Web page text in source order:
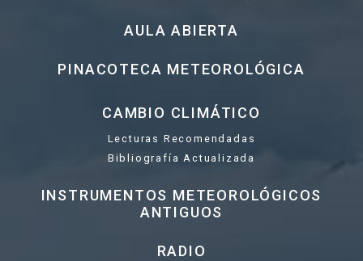
AULA ABIERTA
PINACOTECA METEOROLÓGICA
CAMBIO CLIMÁTICO
Lecturas Recomendadas
Bibliografía Actualizada
INSTRUMENTOS METEOROLÓGICOS
ANTIGUOS
RADIO